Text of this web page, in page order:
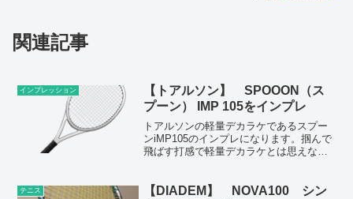
関連記事
インプレッション
【トアルソン】 SPOOON（ス
プーン） IMP 105をインプレ
トアルソンの軽量デカラケであるスプー
ンiMP105のインプレになります。掴んで
飛ばす打感で軽量デカラケとは思えない
テニス
【DIADEM】 NOVA100 シン